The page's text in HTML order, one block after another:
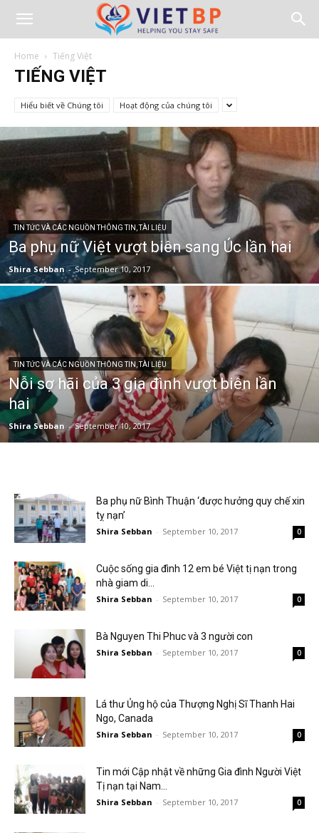
Home Tiếng Việt
TIẾNG VIỆT
Hiểu biết về Chúng tôi Hoạt động của chúng tôi
TIN TỨC VÀ CÁC NGUỒN THÔNG TIN, TÀI LIỆU
Ba phụ nữ Việt vượt biên sang Úc lần hai
Shira Sebban - September 10, 2017
TIN TỨC VÀ CÁC NGUỒN THÔNG TIN, TÀI LIỆU
Nỗi sợ hãi của 3 gia đình vượt biên lần
hai
Shira Sebban - September 10, 2017
Ba phụ nữ Bình Thuận ‘được hưởng quy chế xin
tỵ nạn’
Shira Sebban - September 10, 2017 0
Cuộc sống gia đình 12 em bé Việt tị nạn trong
nhà giam di...
Shira Sebban - September 10, 2017 0
Bà Nguyen Thi Phuc và 3 người con
Shira Sebban - September 10, 2017 0
Lá thư Ủng hộ của Thượng Nghị Sĩ Thanh Hai
Ngo, Canada
Shira Sebban - September 10, 2017 0
Tin mới Cập nhật về những Gia đình Người Việt
Tị nạn tại Nam...
Shira Sebban - September 10, 2017 0